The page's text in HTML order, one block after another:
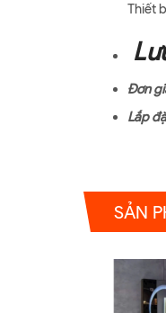
Thiết
Đơn
Lắp
SẢN